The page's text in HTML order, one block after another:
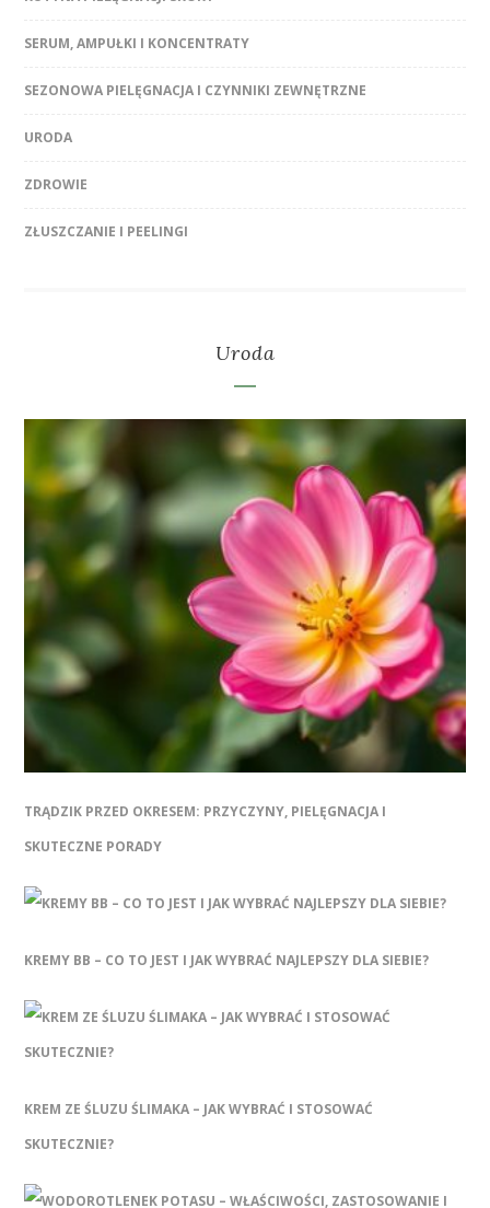
SERUM, AMPUŁKI I KONCENTRATY
SEZONOWA PIELĘGNACJA I CZYNNIKI ZEWNĘTRZNE
URODA
ZDROWIE
ZŁUSZCZANIE I PEELINGI
Uroda
TRĄDZIK PRZED OKRESEM: PRZYCZYNY, PIELĘGNACJA I
SKUTECZNE PORADY
KREMY BB – CO TO JEST I JAK WYBRAĆ NAJLEPSZY DLA SIEBIE?
KREM ZE ŚLUZU ŚLIMAKA – JAK WYBRAĆ I STOSOWAĆ
SKUTECZNIE?